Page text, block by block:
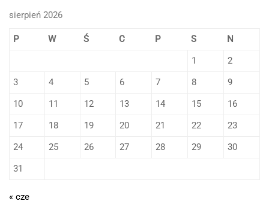
sierpień 2026
P W Ś C P S
N
1
2
3
4 5 6 7 8
9
10
11 12 13 14 15
16
17
18 19 20 21 22
23
24
25 26 27 28 29
30
31
« cze